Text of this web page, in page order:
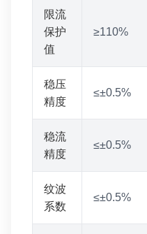
限流
保护
值
≥110%
稳压
精度
≤±0.5%
稳流
精度
≤±0.5%
纹波
系数
≤±0.5%